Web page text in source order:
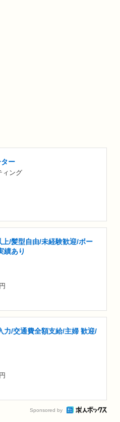
ー
ィング
/髪型自由/未経験歓迎/ボー
績あり
力/交通費全額支給/主婦 歓迎/
Sponsored by